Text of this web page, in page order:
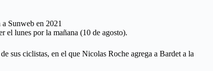
el lunes por la mañana (10 de agosto).
sus ciclistas, en el que Nicolas Roche agrega a Bardet a la